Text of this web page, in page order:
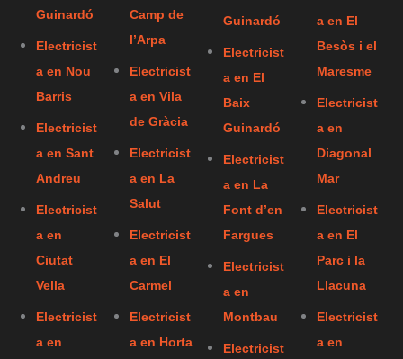
Guinardó
Electricist
a en Nou
Barris
Electricist
a en Sant
Andreu
Electricist
a en
Ciutat
Vella
Electricist
a en
Camp de
l’Arpa
Electricist
a en Vila
de Gràcia
Electricist
a en La
Salut
Electricist
a en El
Carmel
Electricist
a en Horta
Guinardó
Electricist
a en El
Baix
Guinardó
Electricist
a en La
Font d’en
Fargues
Electricist
a en
Montbau
Electricist
a en El
Besòs i el
Maresme
Electricist
a en
Diagonal
Mar
Electricist
a en El
Parc i la
Llacuna
Electricist
a en